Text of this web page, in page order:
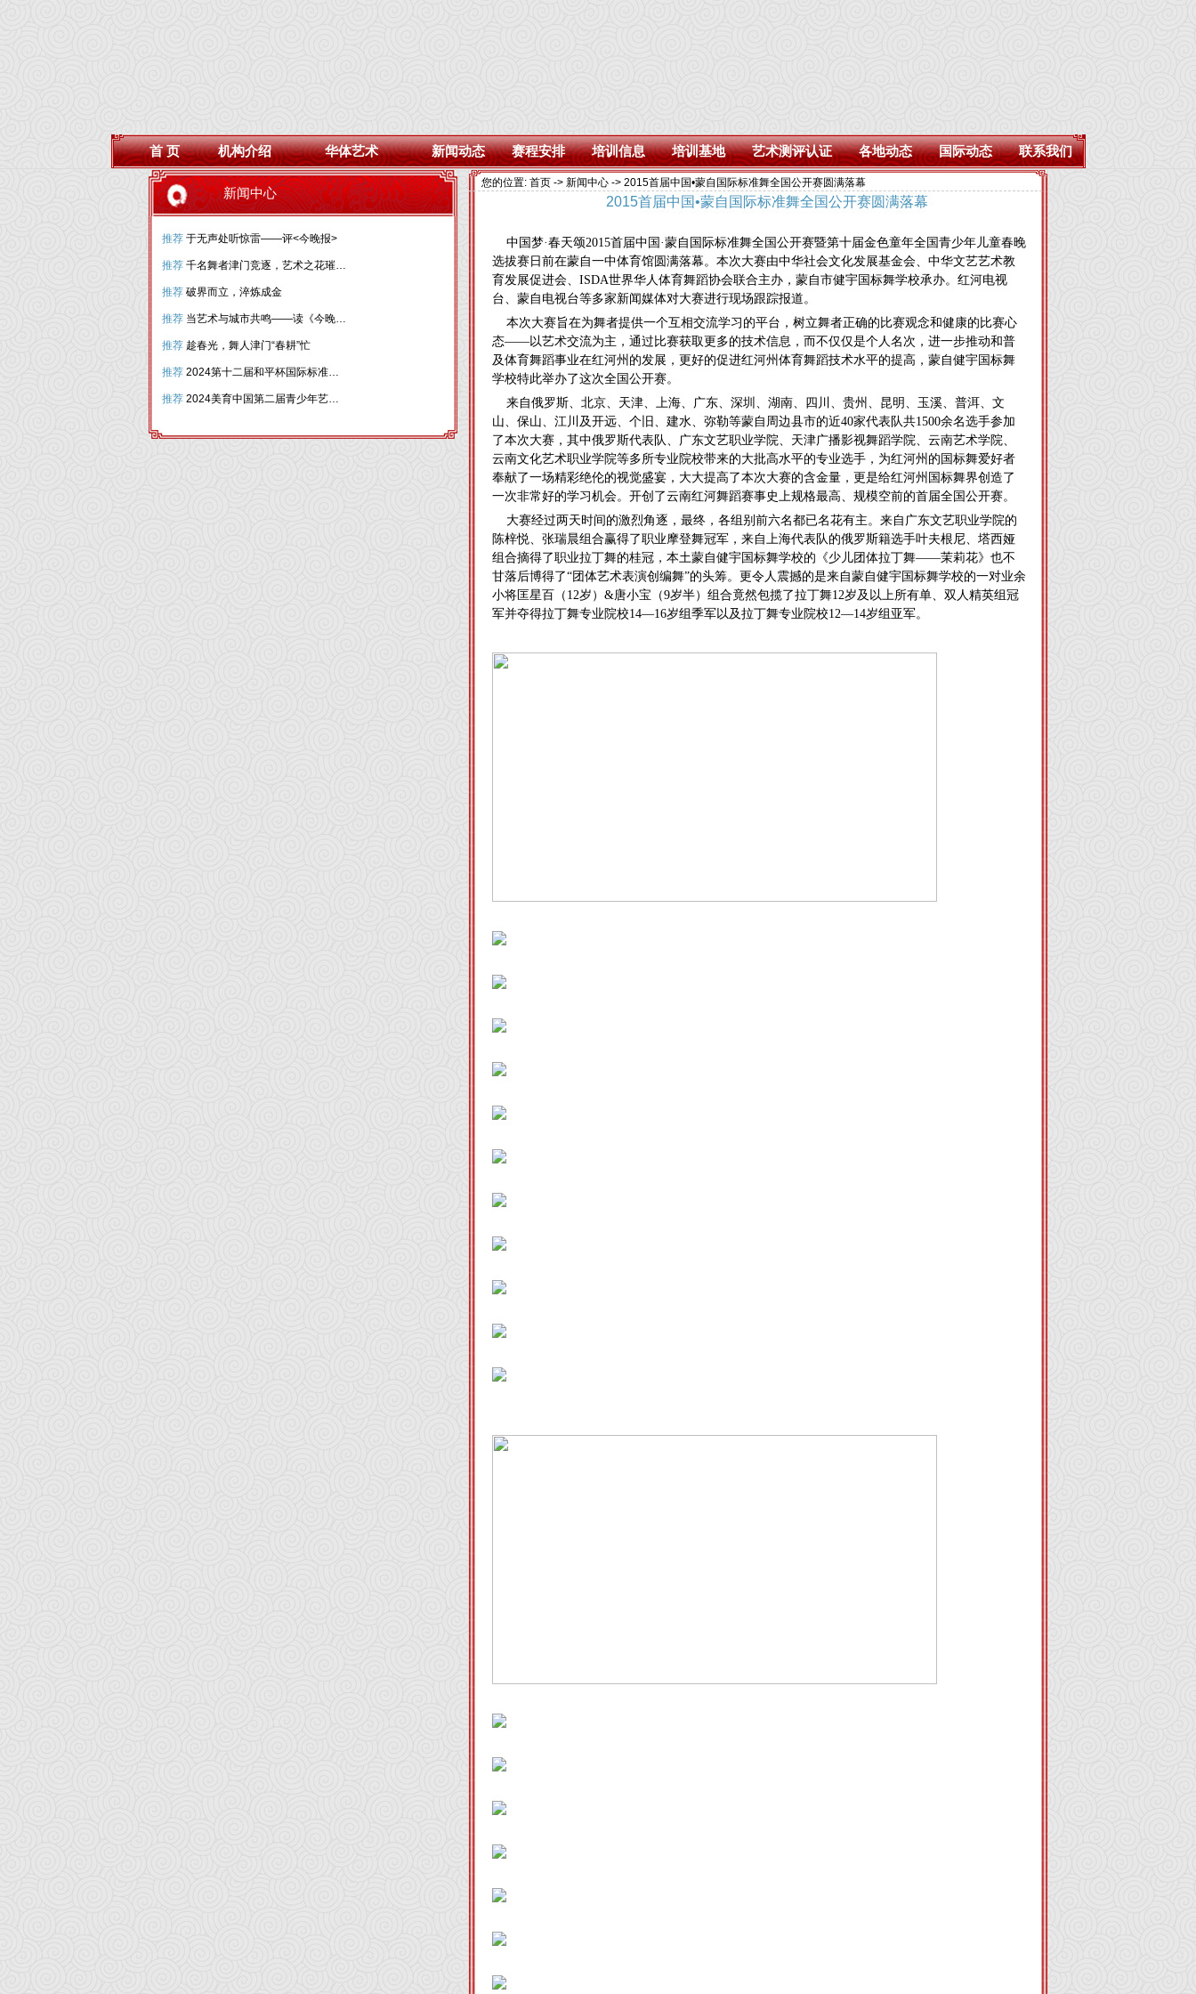
首 页 机构介绍 华体艺术 新闻动态 赛程安排 培训信息 培训基地 艺术测评认证 各地动态 国际动态 联系我们
新闻中心
推荐 于无声处听惊雷——评<今晚报>
推荐 千名舞者津门竞逐，艺术之花璀璨绽放
推荐 破界而立，淬炼成金
推荐 当艺术与城市共鸣——读《今晚报》“和平杯”
推荐 趁春光，舞人津门“春耕”忙
推荐 2024第十二届和平杯国际标准舞（体育舞蹈）国际公开赛圆满落幕
推荐 2024美育中国第二届青少年艺术节（天津站）圆满落幕
您的位置: 首页 -> 新闻中心 -> 2015首届中国•蒙自国际标准舞全国公开赛圆满落幕
2015首届中国•蒙自国际标准舞全国公开赛圆满落幕
中国梦·春天颂2015首届中国·蒙自国际标准舞全国公开赛暨第十届金色童年全国青少年儿童春晚
选拔赛日前在蒙自一中体育馆圆满落幕。本次大赛由中华社会文化发展基金会、中华文艺艺术教
育发展促进会、ISDA世界华人体育舞蹈协会联合主办，蒙自市健宇国标舞学校承办。红河电视
台、蒙自电视台等多家新闻媒体对大赛进行现场跟踪报道。
本次大赛旨在为舞者提供一个互相交流学习的平台，树立舞者正确的比赛观念和健康的比赛心
态——以艺术交流为主，通过比赛获取更多的技术信息，而不仅仅是个人名次，进一步推动和普
及体育舞蹈事业在红河州的发展，更好的促进红河州体育舞蹈技术水平的提高，蒙自健宇国标舞
学校特此举办了这次全国公开赛。
来自俄罗斯、北京、天津、上海、广东、深圳、湖南、四川、贵州、昆明、玉溪、普洱、文
山、保山、江川及开远、个旧、建水、弥勒等蒙自周边县市的近40家代表队共1500余名选手参加
了本次大赛，其中俄罗斯代表队、广东文艺职业学院、天津广播影视舞蹈学院、云南艺术学院、
云南文化艺术职业学院等多所专业院校带来的大批高水平的专业选手，为红河州的国标舞爱好者
奉献了一场精彩绝伦的视觉盛宴，大大提高了本次大赛的含金量，更是给红河州国标舞界创造了
一次非常好的学习机会。开创了云南红河舞蹈赛事史上规格最高、规模空前的首届全国公开赛。
大赛经过两天时间的激烈角逐，最终，各组别前六名都已名花有主。来自广东文艺职业学院的
陈梓悦、张瑞晨组合赢得了职业摩登舞冠军，来自上海代表队的俄罗斯籍选手叶夫根尼、塔西娅
组合摘得了职业拉丁舞的桂冠，本土蒙自健宇国标舞学校的《少儿团体拉丁舞——茉莉花》也不
甘落后博得了“团体艺术表演创编舞”的头筹。更令人震撼的是来自蒙自健宇国标舞学校的一对业余
小将匡星百（12岁）&唐小宝（9岁半）组合竟然包揽了拉丁舞12岁及以上所有单、双人精英组冠
军并夺得拉丁舞专业院校14—16岁组季军以及拉丁舞专业院校12—14岁组亚军。